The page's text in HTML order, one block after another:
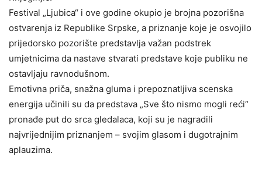
Festival „Ljubica“ i ove godine okupio je brojna pozorišna
ostvarenja iz Republike Srpske, a priznanje koje je osvojilo
prijedorsko pozorište predstavlja važan podstrek
umjetnicima da nastave stvarati predstave koje publiku ne
ostavljaju ravnodušnom.
Emotivna priča, snažna gluma i prepoznatljiva scenska
energija učinili su da predstava „Sve što nismo mogli reći“
pronađe put do srca gledalaca, koji su je nagradili
najvrijednijim priznanjem – svojim glasom i dugotrajnim
aplauzima.